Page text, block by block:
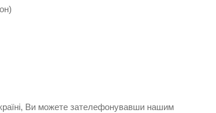
Ви можете зателефонувавши нашим